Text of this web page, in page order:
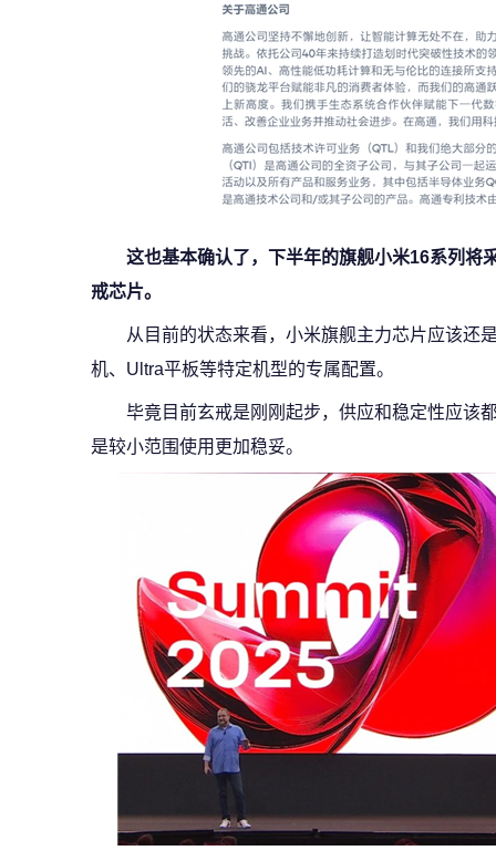
这也基本确认了，下半年的旗舰小米16系列将
戒芯片。
从目前的状态来看，小米旗舰主力芯片应该还
机、Ultra平板等特定机型的专属配置。
毕竟目前玄戒是刚刚起步，供应和稳定性应该
是较小范围使用更加稳妥。